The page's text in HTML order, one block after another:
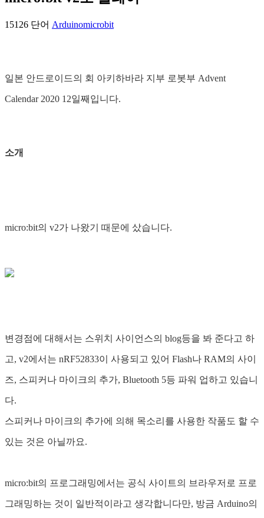
15126 단어 Arduinomicrobit
일본 안드로이드의 회 아키하바라 지부 로봇부 Advent
Calendar 2020 12일째입니다.
소개
micro:bit의 v2가 나왔기 때문에 샀습니다.
변경점에 대해서는 스위치 사이언스의 blog등을 봐 준다고 하
고, v2에서는 nRF52833이 사용되고 있어 Flash나 RAM의 사이
즈, 스피커나 마이크의 추가, Bluetooth 5등 파워 업하고 있습니
다.
스피커나 마이크의 추가에 의해 목소리를 사용한 작품도 할 수
있는 것은 아닐까요.
micro:bit의 프로그래밍에서는 공식 사이트의 브라우저로 프로
그래밍하는 것이 일반적이라고 생각합니다만, 방금 Arduino의